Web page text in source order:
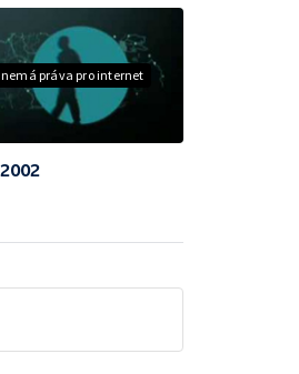
nemá práva pro internet